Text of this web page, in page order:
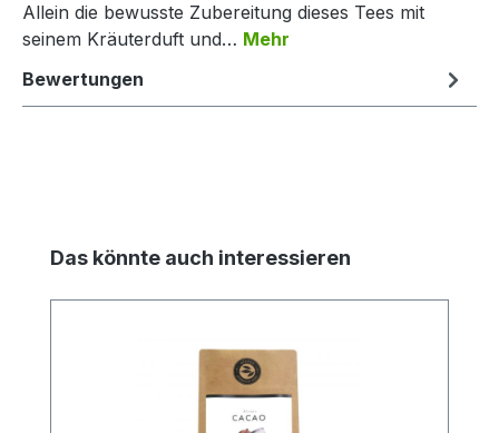
Allein die bewusste Zubereitung dieses Tees mit
seinem Kräuterduft und… Mehr
Bewertungen
Produktgalerie überspringen
Das könnte auch interessieren